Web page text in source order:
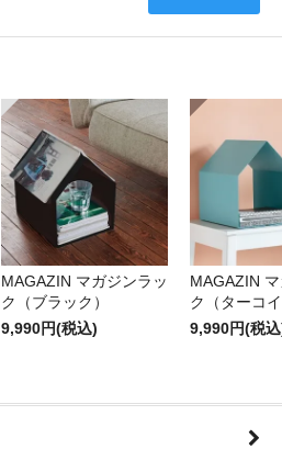
MAGAZIN マガジンラッ
ク（ブラック）
9,990円(税込)
MAGAZIN
ク（ターコ
9,990円(税